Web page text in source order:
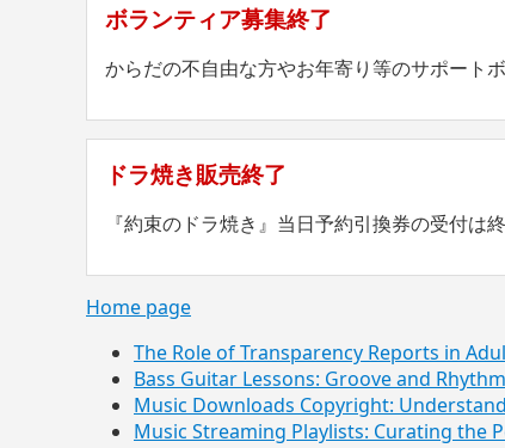
ボランティア募集終了
からだの不自由な方やお年寄り等のサポート
ドラ焼き販売終了
『約束のドラ焼き』当日予約引換券の受付は
Home page
The Role of Transparency Reports in
Bass Guitar Lessons: Groove and
Music Downloads Copyright:
Music Streaming Playlists: Curating the